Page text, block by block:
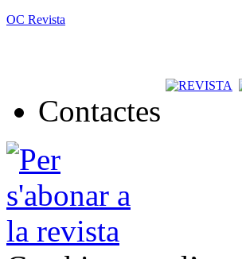
OC Revista
Contactes